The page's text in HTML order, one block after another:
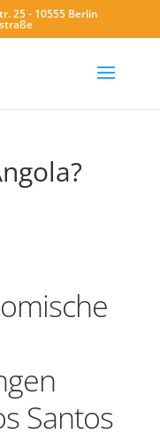
25 - 10555 Berlin
Santos